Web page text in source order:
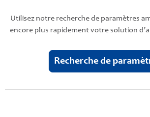
Utilisez notre recherche de paramètres
encore plus rapidement votre solution
Recherche de